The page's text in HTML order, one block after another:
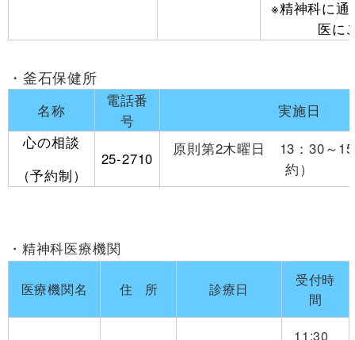
※精神科に通
医に
・釜石保健所
名称
電話番
号
実施日
心の相談
（予約制）
25-2710
原則第2木曜日 13：30～
約）
精神科医療機関
医療機関名 住所 診療日
受付時
間
11:30